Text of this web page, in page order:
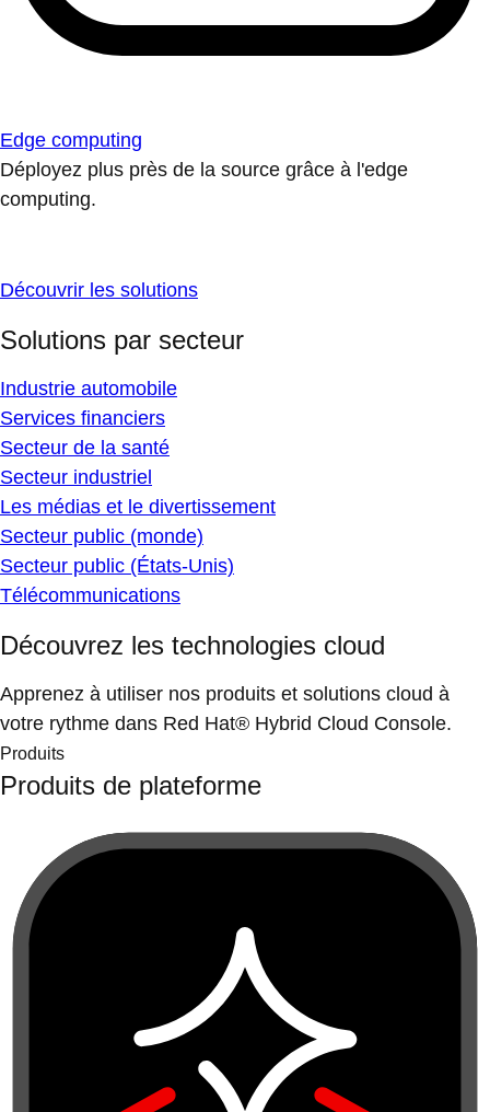
Edge computing
Déployez plus près de la source grâce à l'edge
computing.
Découvrir les solutions
Solutions par secteur
Industrie automobile
Services financiers
Secteur de la santé
Secteur industriel
Les médias et le divertissement
Secteur public (monde)
Secteur public (États-Unis)
Télécommunications
Découvrez les technologies cloud
Apprenez à utiliser nos produits et solutions cloud à
votre rythme dans Red Hat® Hybrid Cloud Console.
Produits
Produits de plateforme